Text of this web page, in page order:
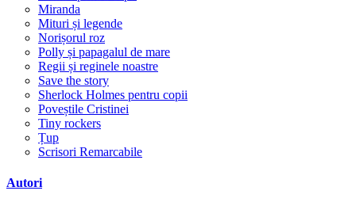
Miranda
Mituri și legende
Norișorul roz
Polly și papagalul de mare
Regii și reginele noastre
Save the story
Sherlock Holmes pentru copii
Poveștile Cristinei
Tiny rockers
Țup
Scrisori Remarcabile
Autori